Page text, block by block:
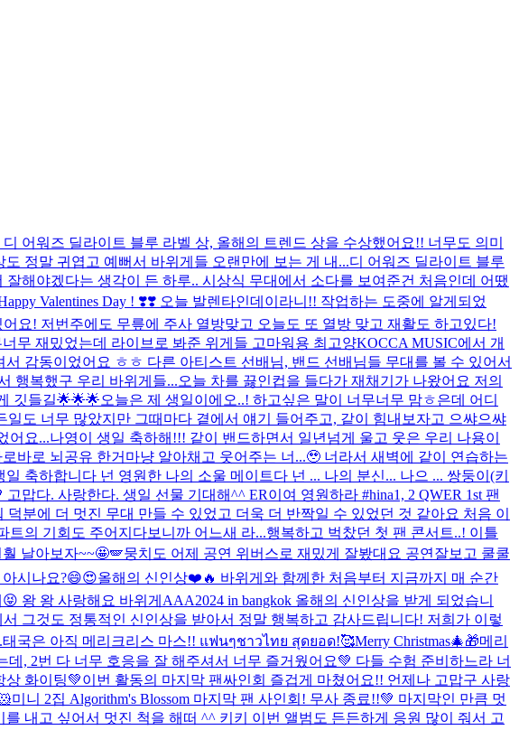
어워즈 딜라이트 블루 라벨 상, 올해의 트렌드 상을 수상했어요!! 너무도 의미
정말 귀엽고 예뻐서 바위게들 오랜만에 보는 게 내...디 어워즈 딜라이트 블루
해야겠다는 생각이 든 하루.. 시상식 무대에서 소다를 보여준건 처음인데 어땠
Valentines Day ! ❣️❣️ 오늘 발렌타인데이라니!! 작업하는 도중에 알게되었
요! 저번주에도 무릎에 주사 열방맞고 오늘도 또 열방 맞고 재활도 하고있다!
무 재밌었는데 라이브로 봐준 위게들 고마워용 최고양KOCCA MUSIC에서 개
감동이었어요 ㅎㅎ 다른 아티스트 선배님, 밴드 선배님들 무대를 볼 수 있어서
행복했구 우리 바위게들...오늘 차를 끓인컵을 들다가 재채기가 나왔어요 저의
깃들길🌟🌟🌟오늘은 제 생일이에오..! 하고싶은 말이 너무너무 맘ㅎ은데 어디
도 너무 많았지만 그때마다 곁에서 얘기 들어주고, 같이 힘내보자고 으쌰으쌰
어요...나영이 생일 축하해!!! 같이 밴드하면서 일년넘게 울고 웃은 우리 나용이
바로 뇌공유 한거마냥 알아채고 웃어주는 너...🥹 너라서 새벽에 같이 연습하는
일 축하합니다 넌 영원한 나의 소울 메이트다 넌 ... 나의 분신... 나으 ... 쌍둥이(키
맙다. 사랑한다. 생일 선물 기대해^^ ER이여 영원하라 #hina1, 2 QWER 1st 팬
분에 더 멋진 무대 만들 수 있었고 더욱 더 반짝일 수 있었던 것 같아요 처음 이
트의 기회도 주어지다보니까 어느새 라...행복하고 벅찼던 첫 팬 콘서트..! 이틀
날아보자~~🤩🪽뭉치도 어제 공연 위버스로 재밌게 잘봤대요 공연잘보고 쿨쿨
시나요?😄😍올해의 신인상❤️🔥 바위게와 함께한 처음부터 지금까지 매 순간
왕 왕 사랑해요 바위게 AAA2024 in bangkok 올해의 신인상을 받게 되었습니
그것도 정통적인 신인상을 받아서 정말 행복하고 감사드립니다! 저희가 이렇
태국은 아직 메리크리스 마스!! แฟนๆชาวไทย สุดยอด!🥰Merry Christmas🎄🎁메리
, 2번 다 너무 호응을 잘 해주셔서 너무 즐거웠어요💚 다들 수험 준비하느라 너
상 화이팅💚이번 활동의 마지막 팬싸인회 즐겁게 마쳤어요!! 언제나 고맙구 사랑
미니 2집 Algorithm's Blossom 마지막 팬 사인회! 무사 종료!!💚 마지막인 만큼 멋
내고 싶어서 멋진 척을 해떠 ^^ 키키 이번 앨범도 든든하게 응원 많이 줘서 고